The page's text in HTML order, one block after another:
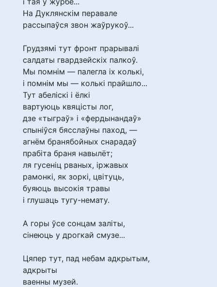
На Дуклянскім перавале
рассыпаўся звон жаўрукоў...
Грудзямі тут фронт прарывалі
салдаты гвардзейскіх палкоў.
Мы помнім — палегла іх колькі,
і помнім мы — колькі прайшло...
Тут абеліскі і ёлкі
вартуюць квяцісты лог,
дзе «тыграў» і «фердынандаў»
спыніўся бясслаўны паход, —
агнём бранябойных снарадаў
прабіта браня навылёт;
ля гусеніц рваных, іржавых
рамонкі, як зоркі, цвітуць,
буяюць высокія травы
і глушаць тугу-немату.
А горы ўсе сонцам заліты,
сінеюць у дрогкай смузе...
Цяпер тут, пад небам адкрытым,
адкрыты
ваенны музей.